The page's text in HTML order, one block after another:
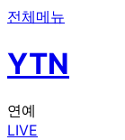
전체메뉴
YTN
연예
LIVE